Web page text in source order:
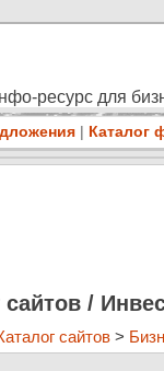
ресурс для
| Каталог
сайтов /
сайтов >